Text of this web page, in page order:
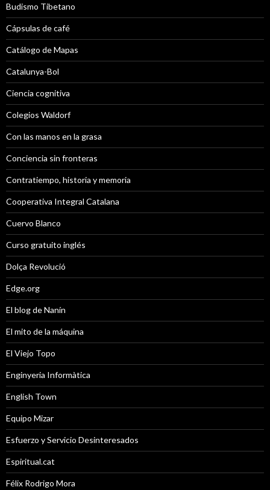
Budismo Tibetano
Cápsulas de café
Catálogo de Mapas
Catalunya-Bol
Ciencia cognitiva
Colegios Waldorf
Con las manos en la grasa
Conciencia sin fronteras
Contratiempo, historia y memoria
Cooperativa Integral Catalana
Cuervo Blanco
Curso gratuito inglés
Dolça Revolució
Edge.org
El blog de Nanín
El mito de la máquina
El Viejo Topo
Enginyeria Informàtica
English Town
Equipo Mizar
Esfuerzo y Servicio Desinteresados
Espiritual.cat
Félix Rodrigo Mora